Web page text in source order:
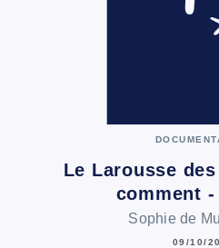
Le Larousse
comment
Sophie de
09/10/